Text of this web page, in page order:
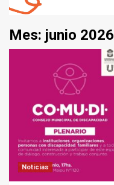
Mes: junio 2026
Noticias